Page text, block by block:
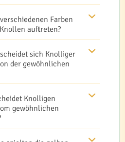
Farben
auftreten?
sich Knolliger
der gewöhnlichen
Knolligen
gewöhnlichen